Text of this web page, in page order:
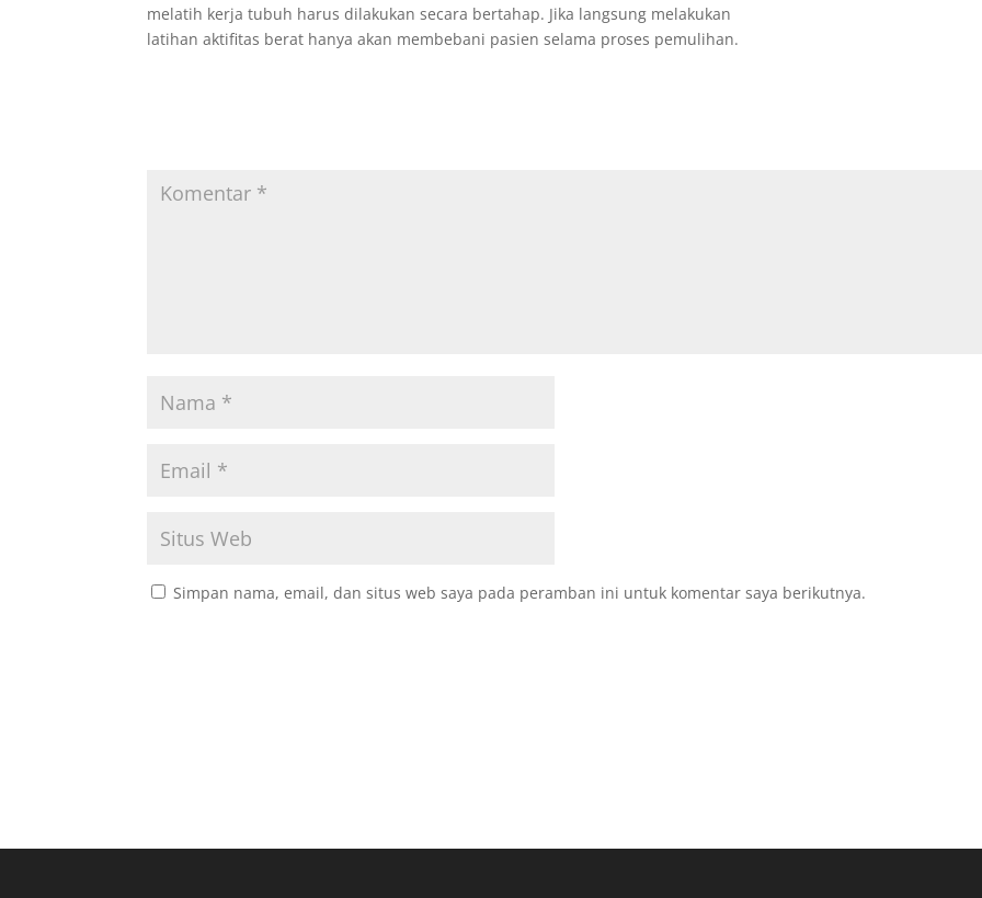
melatih kerja tubuh harus dilakukan secara bertahap. Jika langsung melakukan
latihan aktifitas berat hanya akan membebani pasien selama proses pemulihan.
Simpan nama, email, dan situs web saya pada peramban ini untuk komentar saya berikutnya.